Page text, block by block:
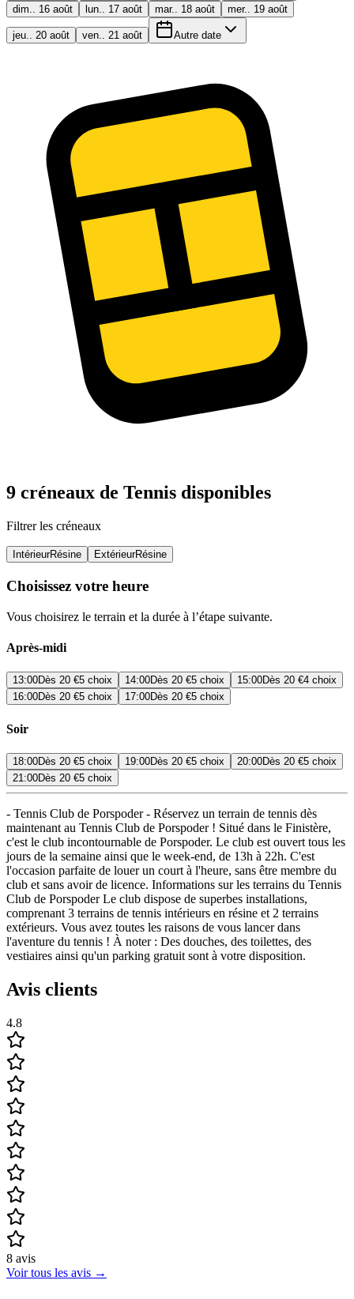
dim.. 16 août
lun.. 17 août mar.. 18 août mer.. 19 août
jeu.. 20 août ven.. 21 août Autre date
9 créneaux de Tennis disponibles
Filtrer les créneaux
IntérieurRésine ExtérieurRésine
Choisissez votre heure
Vous choisirez le terrain et la durée à l’étape suivante.
Après-midi
13:00Dès 20 €5 choix 14:00Dès 20 €5 choix 15:00Dès 20 €4 choix
16:00Dès 20 €5 choix 17:00Dès 20 €5 choix
Soir
18:00Dès 20 €5 choix 19:00Dès 20 €5 choix 20:00Dès 20 €5 choix
21:00Dès 20 €5 choix
- Tennis Club de Porspoder - Réservez un terrain de tennis dès
maintenant au Tennis Club de Porspoder ! Situé dans le Finistère,
c'est le club incontournable de Porspoder. Le club est ouvert tous les
jours de la semaine ainsi que le week-end, de 13h à 22h. C'est
l'occasion parfaite de louer un court à l'heure, sans être membre du
club et sans avoir de licence. Informations sur les terrains du Tennis
Club de Porspoder Le club dispose de superbes installations,
comprenant 3 terrains de tennis intérieurs en résine et 2 terrains
extérieurs. Vous avez toutes les raisons de vous lancer dans
l'aventure du tennis ! À noter : Des douches, des toilettes, des
vestiaires ainsi qu'un parking gratuit sont à votre disposition.
Avis clients
4.8
8 avis
Voir tous les avis →